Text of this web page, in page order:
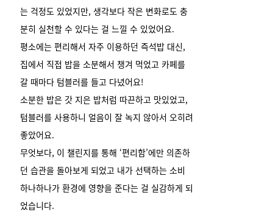
는 걱정도 있었지만, 생각보다 작은 변화로도 충
분히 실천할 수 있다는 걸 느낄 수 있었어요.
평소에는 편리해서 자주 이용하던 즉석밥 대신,
집에서 직접 밥을 소분해서 챙겨 먹었고 카페를
갈 때마다 텀블러를 들고 다녔어요!
소분한 밥은 갓 지은 밥처럼 따끈하고 맛있었고,
텀블러를 사용하니 얼음이 잘 녹지 않아서 오히려
좋았어요.
무엇보다, 이 챌린지를 통해 ‘편리함’에만 의존하
던 습관을 돌아보게 되었고 내가 선택하는 소비
하나하나가 환경에 영향을 준다는 걸 실감하게 되
었습니다.